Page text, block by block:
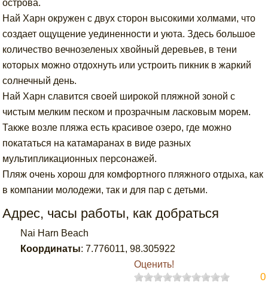
острова.
Най Харн окружен с двух сторон высокими холмами, что
создает ощущение уединенности и уюта. Здесь большое
количество вечнозеленых хвойный деревьев, в тени
которых можно отдохнуть или устроить пикник в жаркий
солнечный день.
Най Харн славится своей широкой пляжной зоной с
чистым мелким песком и прозрачным ласковым морем.
Также возле пляжа есть красивое озеро, где можно
покататься на катамаранах в виде разных
мультипликационных персонажей.
Пляж очень хорош для комфортного пляжного отдыха, как
в компании молодежи, так и для пар с детьми.
Адрес, часы работы, как добраться
Nai Harn Beach
Координаты: 7.776011,98.305922
Оценить!
0